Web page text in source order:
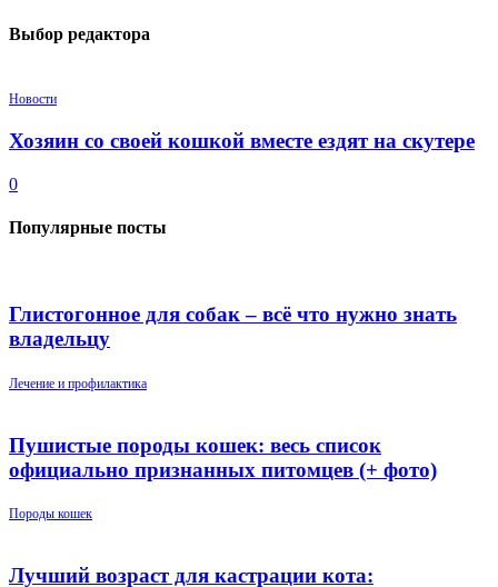
Выбор редактора
Новости
Хозяин со своей кошкой вместе ездят на скутере
0
Популярные посты
Глистогонное для собак – всё что нужно знать
владельцу
Лечение и профилактика
Пушистые породы кошек: весь список
официально признанных питомцев (+ фото)
Породы кошек
Лучший возраст для кастрации кота: